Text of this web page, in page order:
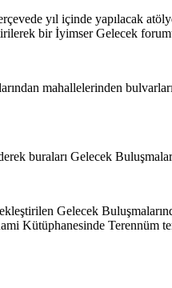
yıl içinde yapılacak
bir İyimser Gelecek
mahallelerinden
buraları Gelecek
Gelecek
Kütüphanesinde Terennüm